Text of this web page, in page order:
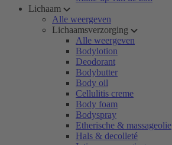
Lichaam
Alle weergeven
Lichaamsverzorging
Alle weergeven
Bodylotion
Deodorant
Bodybutter
Body oil
Cellulitis creme
Body foam
Bodyspray
Etherische & massageolie
Hals & decolleté